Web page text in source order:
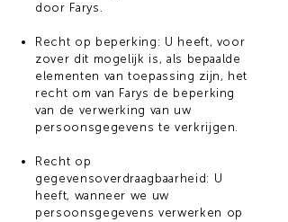
door Farys.
Recht op beperking: U heeft, voor
zover dit mogelijk is, als bepaalde
elementen van toepassing zijn, het
recht om van Farys de beperking
van de verwerking van uw
persoonsgegevens te verkrijgen.
Recht op
gegevensoverdraagbaarheid: U
heeft, wanneer we uw
persoonsgegevens verwerken op